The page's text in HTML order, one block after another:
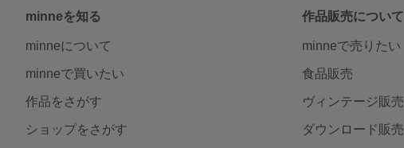
minneを知る
minneについて
minneで買いたい
作品をさがす
ショップをさがす
作品販売について
minneで売りたい
食品販売
ヴィンテージ販売
ダウンロード販売